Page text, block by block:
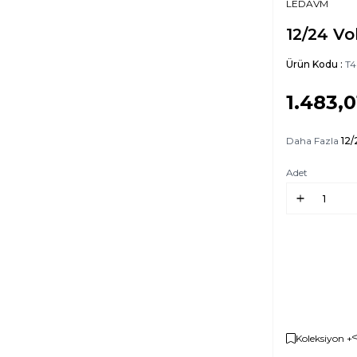
LEDAVM
12/24
Ürün Kodu :
Daha Fazla
Adet
Koleksiyon +